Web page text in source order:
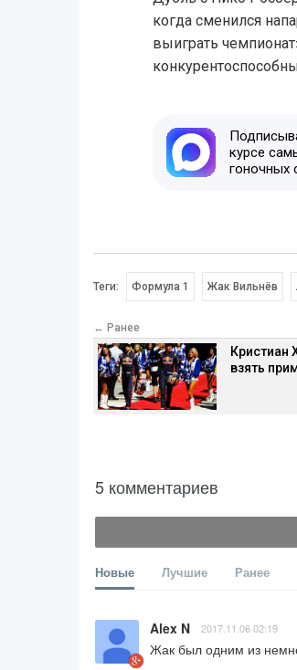
когда сменился
выиграть
курсе
гоночных
Теги: Формула 1 Жак Вильнёв
← Ранее
Кристиан
взять
5 комментариев
Новые Лучшие Ранее
Alex N 2017.11.06 02:19
Жак был одним из